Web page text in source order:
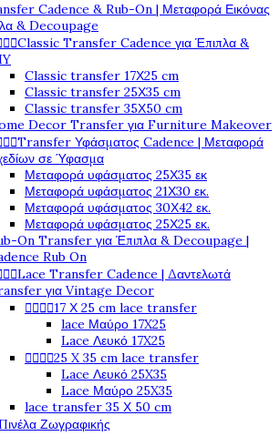
Cadence & Rub-On | Μεταφορά Εικόνας
& Decoupage
Classic Transfer Cadence για Έπιπλα &
Classic transfer 17Χ25 cm
Classic transfer 25Χ35 cm
Classic transfer 35Χ50 cm
Decor Transfer για Furniture Makeover
Transfer Υφάσματος Cadence | Μεταφορά
σε Ύφασμα
Μεταφορά υφάσματος 25Χ35 εκ
Μεταφορά υφάσματος 21Χ30 εκ.
Μεταφορά υφάσματος 30Χ42 εκ.
Μεταφορά υφάσματος 25Χ25 εκ.
On Transfer για Έπιπλα & Decoupage |
Rub On
Lace Transfer Cadence | Δαντελωτά
για Vintage Decor
17 Χ 25 cm lace transfer
lace Μαύρο 17X25
Lace Λευκό 17X25
25 X 35 cm lace transfer
Lace Λευκό 25X35
Lace Μαύρο 25X35
lace transfer 35 Χ 50 cm
Ζωγραφικής